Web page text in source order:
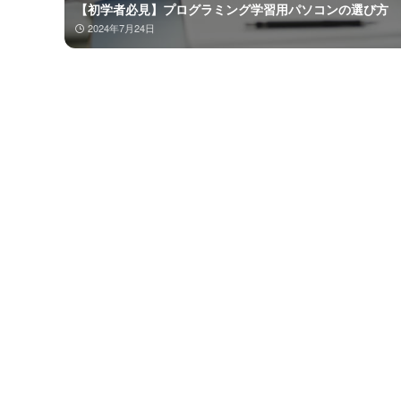
【初学者必見】プログラミング学習用パソコンの選び方
2024年7月24日